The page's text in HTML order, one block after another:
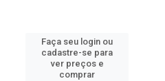
Faça seu login ou
cadastre-se para
ver preços e
comprar